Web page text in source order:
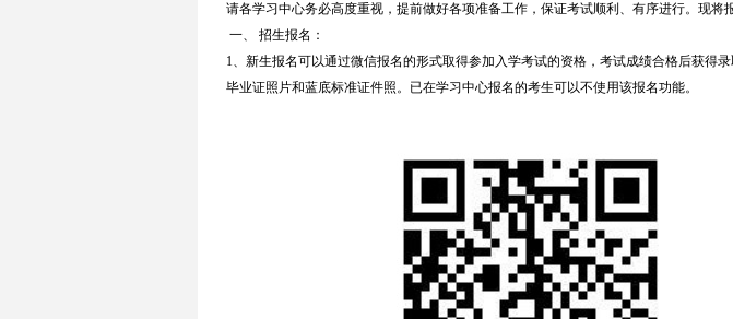
请各学习中心务必高度重视，提前做好各项准备工作，保证考试顺利、有序进行。现将
一、 招生报名：
1、新生报名可以通过微信报名的形式取得参加入学考试的资格，考试成绩合格后获得
毕业证照片和蓝底标准证件照。已在学习中心报名的考生可以不使用该报名功能。